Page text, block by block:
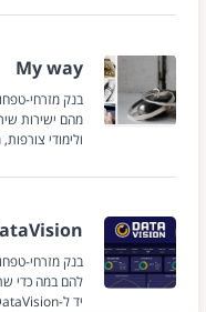
My way
בנק מזרחי-
ולימודי
בנק מזרחי-
להם במה כדי
יד ל-DataVision, מחזקים ועוזרים לעסק להמשיך לפעול